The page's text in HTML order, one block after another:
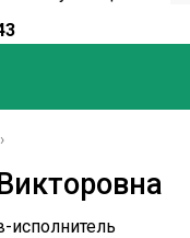
исполнитель